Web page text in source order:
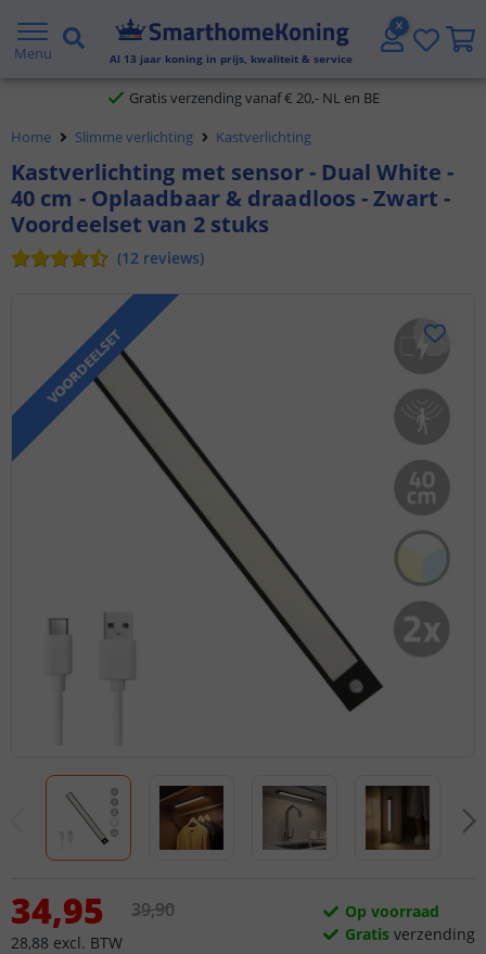
Menu Al 13 jaar koning in prijs, kwaliteit & service
2 jaar garantie
Gratis verzending vanaf € 20,- NL en BE
Klantbeoordeling 9.1
Voor 23:45 uur besteld,morgen in huis
Home Slimme verlichting Kastverlichting
Kastverlichting met sensor - Dual White -
40 cm - Oplaadbaar & draadloos - Zwart -
Voordeelset van 2 stuks
(12 reviews)
VOORDEELSET
34,95
28,88 excl. BTW
39,90
Op voorraad
Gratis verzending